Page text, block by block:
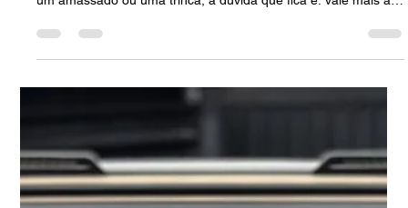
parachoque é o primeiro a sentir o impacto. Seja um arranhão,
um amassado ou uma trinca, a dúvida que fica é: vale mais a
premium, entendemos a importância de cada detalhe no seu
carro. Por isso, preparamos este artigo para te ajudar a tomar